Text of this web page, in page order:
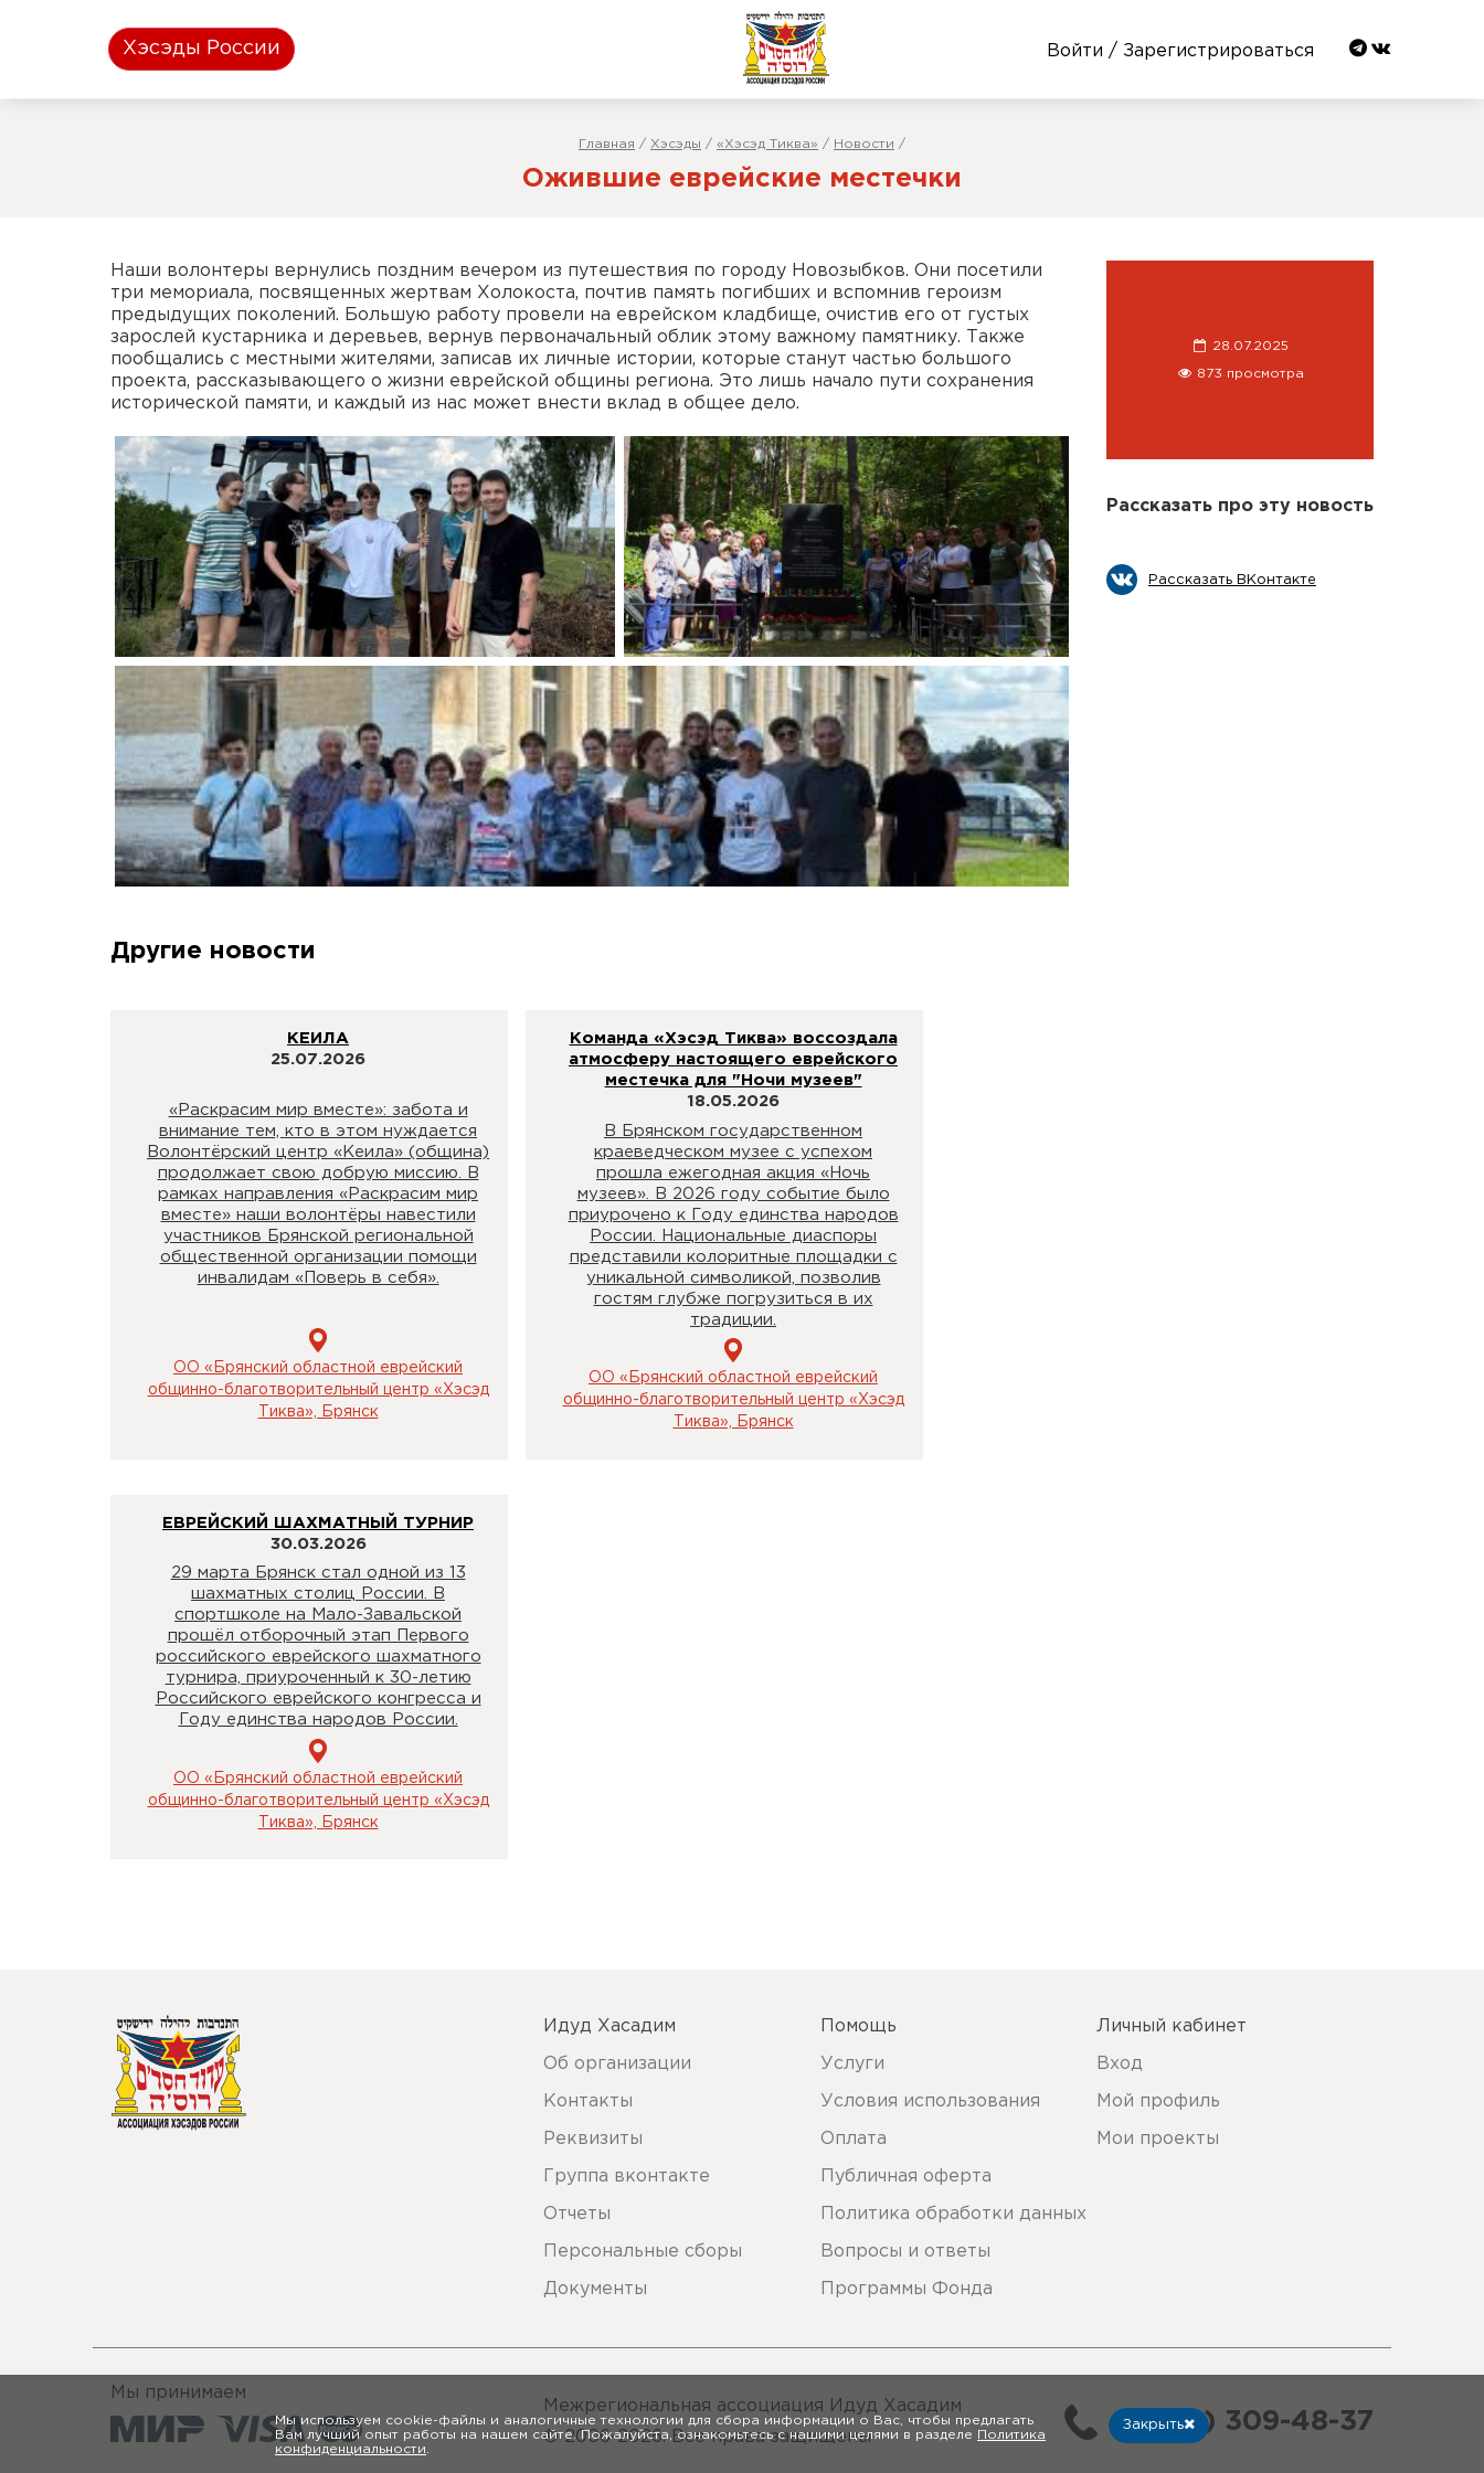
Хэсэды России Войти / Зарегистрироваться
Главная / Хэсэды / «Хэсэд Тиква» / Новости /
Ожившие еврейские местечки
Наши волонтеры вернулись поздним вечером из путешествия по городу Новозыбков. Они посетили
три мемориала, посвященных жертвам Холокоста, почтив память погибших и вспомнив героизм
предыдущих поколений. Большую работу провели на еврейском кладбище, очистив его от густых
зарослей кустарника и деревьев, вернув первоначальный облик этому важному памятнику. Также
пообщались с местными жителями, записав их личные истории, которые станут частью большого
проекта, рассказывающего о жизни еврейской общины региона. Это лишь начало пути сохранения
исторической памяти, и каждый из нас может внести вклад в общее дело.
Другие новости
КЕИЛА
25.07.2026
«Раскрасим мир вместе»: забота и
внимание тем, кто в этом нуждается
Волонтёрский центр «Кеила» (община)
продолжает свою добрую миссию. В
рамках направления «Раскрасим мир
вместе» наши волонтёры навестили
участников Брянской региональной
общественной организации помощи
инвалидам «Поверь в себя».
ОО «Брянский областной еврейский
общинно-благотворительный центр «Хэсэд
Тиква», Брянск
Команда «Хэсэд Тиква» воссоздала
атмосферу настоящего еврейского
местечка для "Ночи музеев"
18.05.2026
В Брянском государственном
краеведческом музее с успехом
прошла ежегодная акция «Ночь
музеев». В 2026 году событие было
приурочено к Году единства народов
России. Национальные диаспоры
представили колоритные площадки с
уникальной символикой, позволив
гостям глубже погрузиться в их
традиции.
ОО «Брянский областной еврейский
общинно-благотворительный центр «Хэсэд
Тиква», Брянск
ЕВРЕЙСКИЙ ШАХМАТНЫЙ ТУРНИР
30.03.2026
29 марта Брянск стал одной из 13
шахматных столиц России. В
спортшколе на Мало-Завальской
прошёл отборочный этап Первого
российского еврейского шахматного
турнира, приуроченный к 30-летию
Российского еврейского конгресса и
Году единства народов России.
ОО «Брянский областной еврейский
общинно-благотворительный центр «Хэсэд
Тиква», Брянск
28.07.2025
873 просмотра
Рассказать про эту новость
Рассказать ВКонтакте
Идуд Хасадим
Об организации
Контакты
Реквизиты
Группа вконтакте
Отчеты
Персональные сборы
Документы
Помощь
Услуги
Условия использования
Оплата
Публичная оферта
Политика обработки данных
Вопросы и ответы
Программы Фонда
Личный кабинет
Вход
Мой профиль
Мои проекты
Мы принимаем
Межрегиональная ассоциация Идуд Хасадим
© 2006-2026. Все права защищены
8 (812) 309-48-37
Закрыть
Мы используем cookie-файлы и аналогичные технологии для сбора информации о Вас, чтобы предлагать
Вам лучший опыт работы на нашем сайте. Пожалуйста, ознакомьтесь с нашими целями в разделе
Политика
конфиденциальности